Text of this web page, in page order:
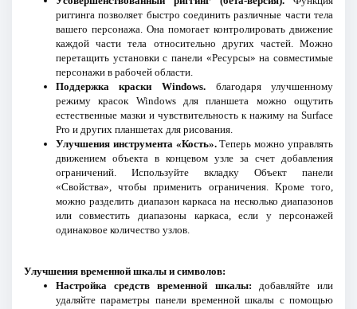
риггинга позволяет быстро соединить различные части тела
вашего персонажа. Она помогает контролировать движение
каждой части тела относительно других частей. Можно
перетащить установки с панели «Ресурсы» на совместимые
персонажи в рабочей области.
Поддержка краски Windows. благодаря улучшенному
режиму красок Windows для планшета можно ощутить
естественные мазки и чувствительность к нажиму на Surface
Pro и других планшетах для рисования.
Улучшения инструмента «Кость».Теперь можно управлять
движением объекта в концевом узле за счет добавления
ограничений. Используйте вкладку Объект панели
«Свойства», чтобы применить ограничения. Кроме того,
можно разделить диапазон каркаса на несколько диапазонов
или совместить диапазоны каркаса, если у персонажей
одинаковое количество узлов.
Улучшения временной шкалы и символов:
Настройка средств временной шкалы: добавляйте или
удаляйте параметры панели временной шкалы с помощью